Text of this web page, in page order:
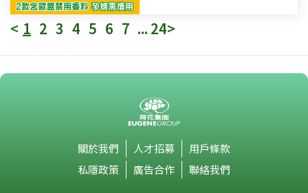
< 1 2 3 4 5 6 7 ... 24>
關於我們 人才招募
用戶條款
私隱政策
廣告合作 聯絡我們